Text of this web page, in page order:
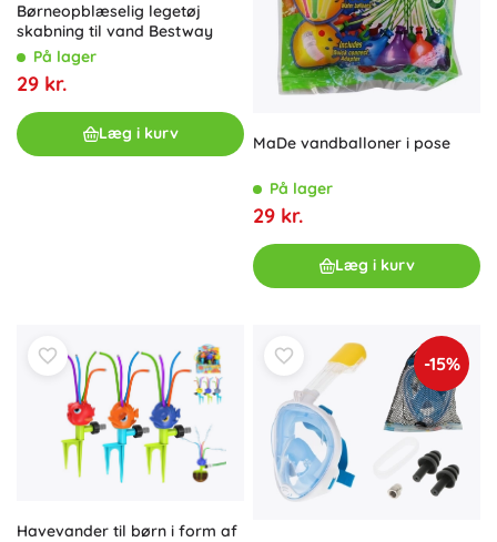
Børneopblæselig legetøj
skabning til vand Bestway
På lager
29 kr.
Læg i kurv MaDe vandballoner i pose
På lager
29 kr.
Læg i kurv
Havevander til børn i form af
-15%